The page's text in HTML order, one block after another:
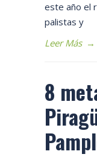
este año el
palistas y
Leer Más →
8